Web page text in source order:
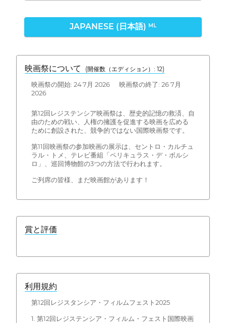
JAPANESE (日本語) ML
映画祭について (開催数（エディション）: 12)
映画祭の開始: 24 7月 2026 映画祭の終了: 26 7月
2026
第12回レジステンシア映画祭は、歴史的記憶の救済、自
由のための戦い、人権の擁護を促進する映画を広める
ために創設された、競争的ではない国際映画祭です。
第11回映画祭の参加映画の展示は、セントロ・カルチュ
ラル・トメ、テレビ番組「ペリキュラス・デ・ボルシ
ロ」、巡回博物館の3つの方法で行われます。
ご列席の皆様、まだ映画館があります！
賞と評価
利用規約
第12回レジスタンシア・フィルムフェスト2025
1. 第12回レジステンシア・フィルム・フェスト国際映画